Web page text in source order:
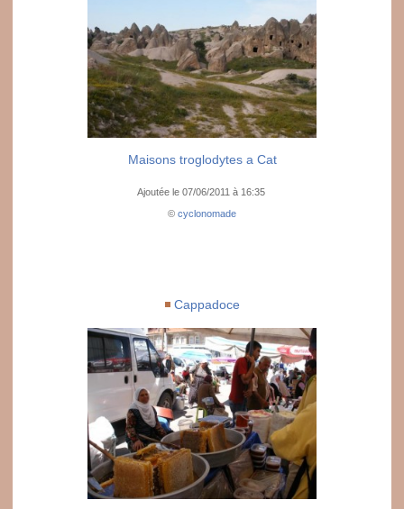
Maisons troglodytes a Cat
Ajoutée le 07/06/2011 à 16:35
© cyclonomade
Cappadoce